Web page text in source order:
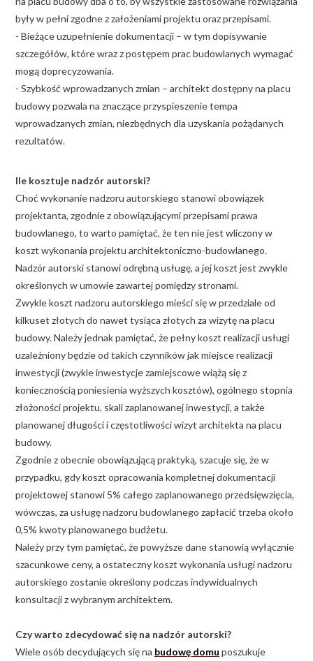
były w pełni zgodne z założeniami projektu oraz przepisami.
- Bieżące uzupełnienie dokumentacji – w tym dopisywanie
szczegółów, które wraz z postępem prac budowlanych wymagać
mogą doprecyzowania.
- Szybkość wprowadzanych zmian – architekt dostępny na placu
budowy pozwala na znaczące przyspieszenie tempa
wprowadzanych zmian, niezbędnych dla uzyskania pożądanych
rezultatów.
Ile kosztuje nadzór autorski?
Choć wykonanie nadzoru autorskiego stanowi obowiązek
projektanta, zgodnie z obowiązującymi przepisami prawa
budowlanego, to warto pamiętać, że ten nie jest wliczony w
koszt wykonania projektu architektoniczno-budowlanego.
Nadzór autorski stanowi odrębną usługę, a jej koszt jest zwykle
określonych w umowie zawartej pomiędzy stronami.
Zwykle koszt nadzoru autorskiego mieści się w przedziale od
kilkuset złotych do nawet tysiąca złotych za wizytę na placu
budowy. Należy jednak pamiętać, że pełny koszt realizacji usługi
uzależniony będzie od takich czynników jak miejsce realizacji
inwestycji (zwykle inwestycje zamiejscowe wiążą się z
koniecznością poniesienia wyższych kosztów), ogólnego stopnia
złożoności projektu, skali zaplanowanej inwestycji, a także
planowanej długości i częstotliwości wizyt architekta na placu
budowy.
Zgodnie z obecnie obowiązującą praktyką, szacuje się, że w
przypadku, gdy koszt opracowania kompletnej dokumentacji
projektowej stanowi 5% całego zaplanowanego przedsięwzięcia,
wówczas, za usługę nadzoru budowlanego zapłacić trzeba około
0,5% kwoty planowanego budżetu.
Należy przy tym pamiętać, że powyższe dane stanowią wyłącznie
szacunkowe ceny, a ostateczny koszt wykonania usługi nadzoru
autorskiego zostanie określony podczas indywidualnych
konsultacji z wybranym architektem.
Czy warto zdecydować się na nadzór autorski?
Wiele osób decydujących się na budowę domu poszukuje